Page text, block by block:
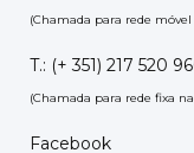
(Chamada para rede
T.: (+ 351) 217 520
(Chamada para rede fixa
Facebook